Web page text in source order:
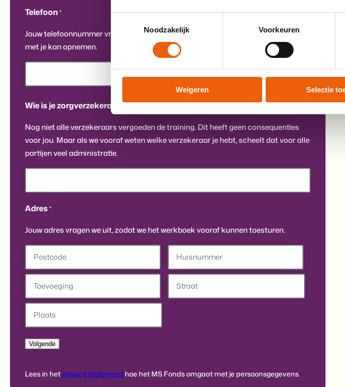
Noodzakelijk
Voorkeuren
Weigeren Selectie
Telefoon*
Jouw telefoonnummer vragen we uit, zodat een trainer, als dit nodig is, contact
met je kan opnemen.
Wie is je zorgverzekeraar?
Nog niet alle verzekeraars vergoeden de training. Dit heeft geen consequenties
voor jou. Maar als we vooraf weten welke verzekeraar je hebt, scheelt dat voor alle
partijen veel administratie.
Adres *
Jouw adres vragen we uit, zodat we het werkboek vooraf kunnen toesturen.
Postcode Huisnummer
Toevoeging
Lees in het privacy statement hoe het MS Fonds omgaat met je persoonsgegevens.